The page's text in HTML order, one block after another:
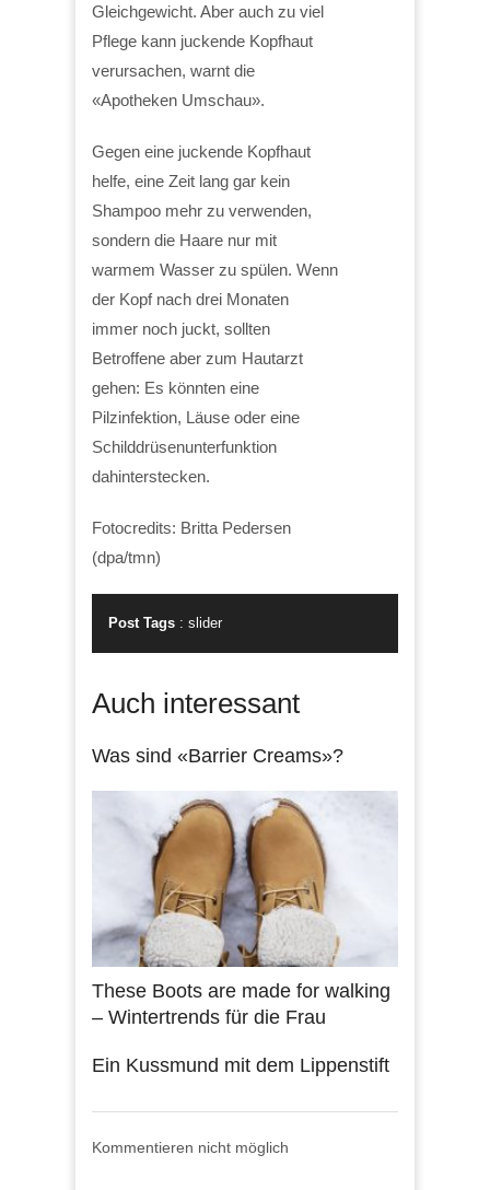
Gleichgewicht. Aber auch zu viel
Pflege kann juckende Kopfhaut
verursachen, warnt die
«Apotheken Umschau».
Gegen eine juckende Kopfhaut
helfe, eine Zeit lang gar kein
Shampoo mehr zu verwenden,
sondern die Haare nur mit
warmem Wasser zu spülen. Wenn
der Kopf nach drei Monaten
immer noch juckt, sollten
Betroffene aber zum Hautarzt
gehen: Es könnten eine
Pilzinfektion, Läuse oder eine
Schilddrüsenunterfunktion
dahinterstecken.
Fotocredits: Britta Pedersen
(dpa/tmn)
Post Tags : slider
Auch interessant
Was sind «Barrier Creams»?
These Boots are made for walking
– Wintertrends für die Frau
Ein Kussmund mit dem Lippenstift
Kommentieren nicht möglich